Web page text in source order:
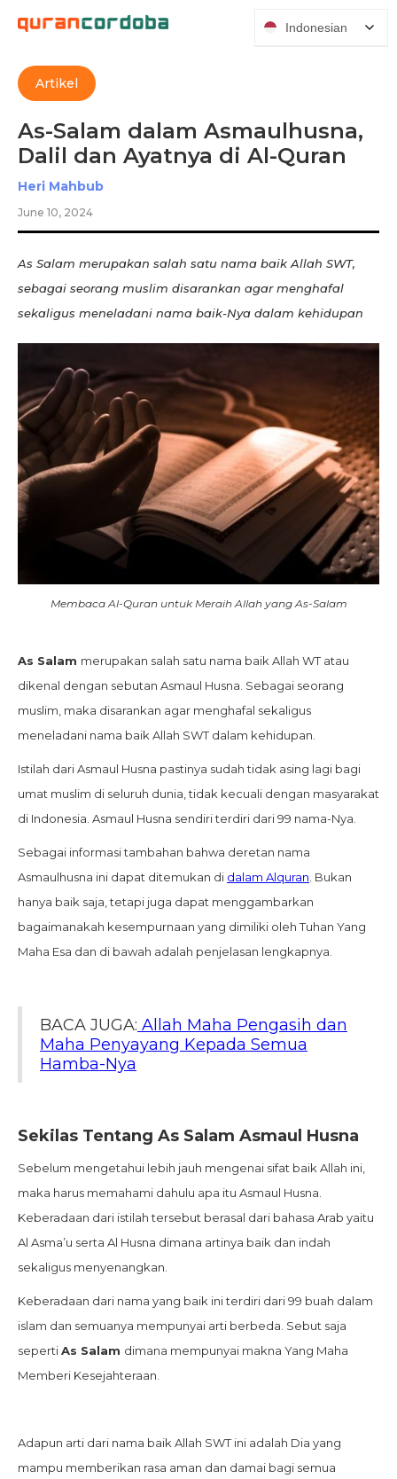
Artikel
As-Salam dalam Asmaulhusna,
Dalil dan Ayatnya di Al-Quran
Heri Mahbub
June 10, 2024
As Salam merupakan salah satu nama baik Allah SWT,
sebagai seorang muslim disarankan agar menghafal
sekaligus meneladani nama baik-Nya dalam kehidupan
Membaca Al-Quran untuk Meraih Allah yang As-Salam
As Salam merupakan salah satu nama baik Allah WT atau
dikenal dengan sebutan Asmaul Husna. Sebagai seorang
muslim, maka disarankan agar menghafal sekaligus
meneladani nama baik Allah SWT dalam kehidupan.
Istilah dari Asmaul Husna pastinya sudah tidak asing lagi bagi
umat muslim di seluruh dunia, tidak kecuali dengan masyarakat
di Indonesia. Asmaul Husna sendiri terdiri dari 99 nama-Nya.
Sebagai informasi tambahan bahwa deretan nama
Asmaulhusna ini dapat ditemukan di dalam Alquran . Bukan
hanya baik saja, tetapi juga dapat menggambarkan
bagaimanakah kesempurnaan yang dimiliki oleh Tuhan Yang
Maha Esa dan di bawah adalah penjelasan lengkapnya.
BACA JUGA: Allah Maha Pengasih dan
Maha Penyayang Kepada Semua
Hamba-Nya
Sekilas Tentang As Salam Asmaul Husna
Sebelum mengetahui lebih jauh mengenai sifat baik Allah ini,
maka harus memahami dahulu apa itu Asmaul Husna.
Keberadaan dari istilah tersebut berasal dari bahasa Arab yaitu
Al Asma’u serta Al Husna dimana artinya baik dan indah
sekaligus menyenangkan.
Keberadaan dari nama yang baik ini terdiri dari 99 buah dalam
islam dan semuanya mempunyai arti berbeda. Sebut saja
sepertiAs Salam dimana mempunyai makna Yang Maha
Memberi Kesejahteraan.
Adapun arti dari nama baik Allah SWT ini adalah Dia yang
mampu memberikan rasa aman dan damai bagi semua
Indonesian